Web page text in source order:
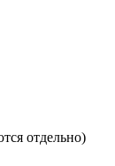
отдельно)